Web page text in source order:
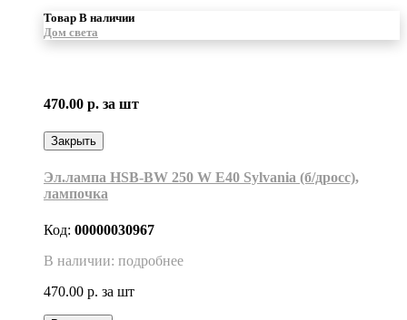
Товар В наличии
Дом света
470.00 р. за шт
Закрыть
Эл.лампа HSB-BW 250 W E40 Sylvania (б/дросс),
лампочка
Код: 00000030967
В наличии: подробнее
470.00 р. за шт